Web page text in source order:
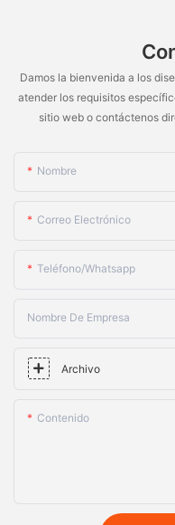
Damos la bienvenida a los
atender los requisitos
sitio web o contáctenos
Nombre
Correo Electrónico
Teléfono/whatsapp
Nombre De Empresa
Archivo
Contenido